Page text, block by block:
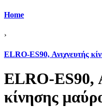
Home
›
ELRO-ES90, Ανιχνευτής
ELRO-ES90,
κίνησης